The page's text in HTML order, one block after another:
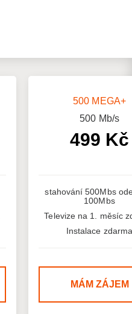
500 MEGA+
500 Mb/s
499 Kč
stahování 500Mbs
100Mbs
Televize na 1. měsíc
Instalace
MÁM ZÁJEM